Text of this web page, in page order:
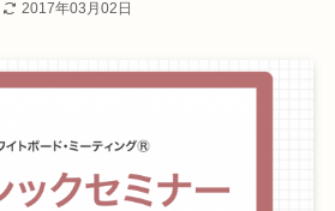
2017年03月02日